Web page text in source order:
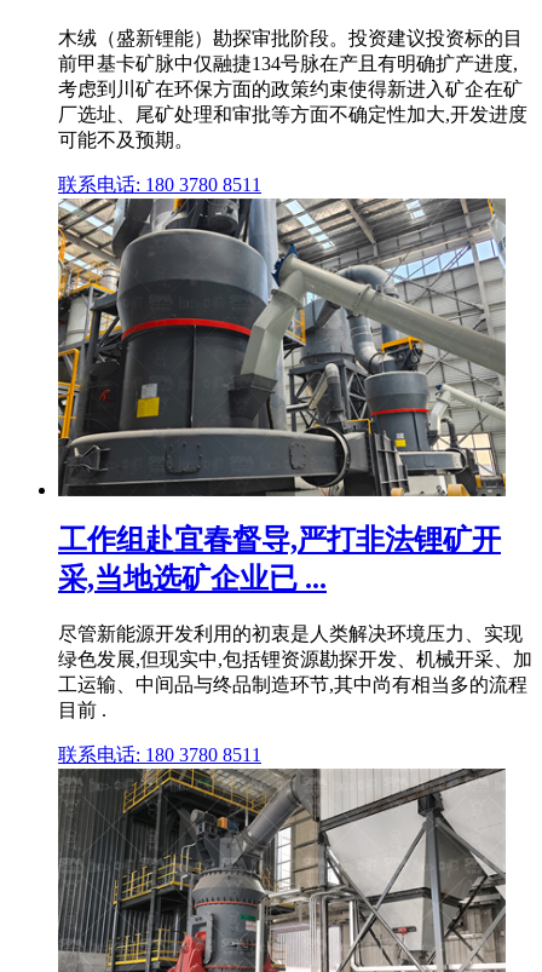
木绒（盛新锂能）勘探审批阶段。投资建议投资标的目
前甲基卡矿脉中仅融捷134号脉在产且有明确扩产进度,
考虑到川矿在环保方面的政策约束使得新进入矿企在矿
厂选址、尾矿处理和审批等方面不确定性加大,开发进度
可能不及预期。
联系电话: 180 3780 8511
工作组赴宜春督导,严打非法锂矿开
采,当地选矿企业已 ...
尽管新能源开发利用的初衷是人类解决环境压力、实现
绿色发展,但现实中,包括锂资源勘探开发、机械开采、加
工运输、中间品与终品制造环节,其中尚有相当多的流程
目前 .
联系电话: 180 3780 8511